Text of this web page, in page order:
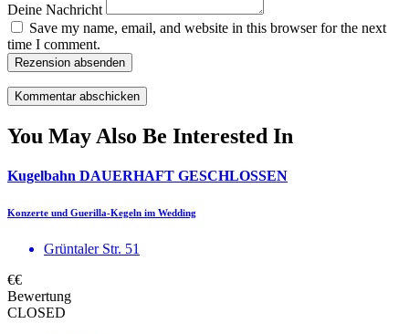
Deine Nachricht
Save my name, email, and website in this browser for the next
time I comment.
Rezension absenden
You May Also Be Interested In
Kugelbahn DAUERHAFT GESCHLOSSEN
Konzerte und Guerilla-Kegeln im Wedding
Grüntaler Str. 51
€€
Bewertung
CLOSED